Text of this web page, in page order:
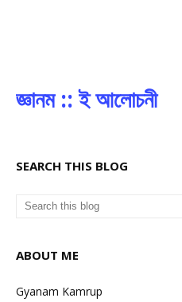
জ্ঞানম :: ই আলোচনী
SEARCH THIS BLOG
ABOUT ME
Gyanam Kamrup